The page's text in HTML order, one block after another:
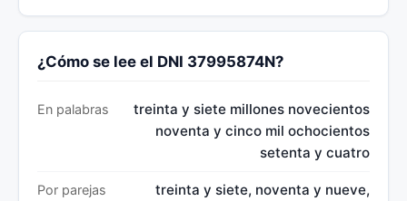
¿Cómo se lee el DNI 37995874N?
En palabras
treinta y siete millones novecientos
noventa y cinco mil ochocientos
setenta y cuatro
Por parejas
treinta y siete, noventa y nueve,